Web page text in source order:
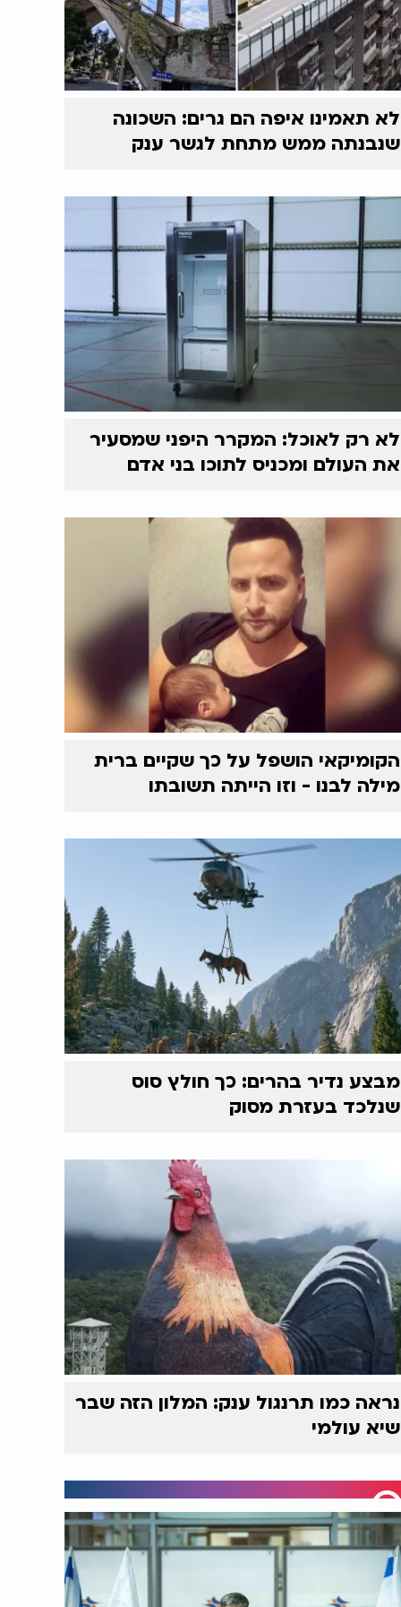
לא תאמינו איפה הם גרים: השכונה
שנבנתה ממש מתחת לגשר ענק
לא רק לאוכל: המקרר היפני שמסעיר
את העולם ומכניס לתוכו בני אדם
הקומיקאי הושפל על כך שקיים ברית
מילה לבנו - וזו הייתה תשובתו
מבצע נדיר בהרים: כך חולץ סוס
שנלכד בעזרת מסוק
נראה כמו תרנגול ענק: המלון הזה שבר
שיא עולמי